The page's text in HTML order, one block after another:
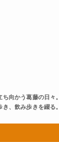
向かう葛藤の日々。
、飲み歩きを綴る。